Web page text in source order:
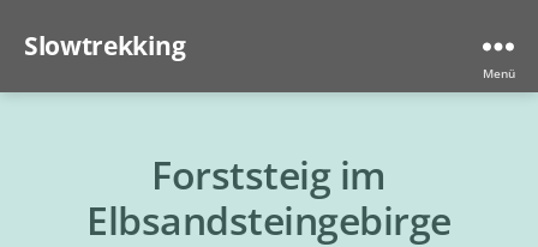
Slowtrekking
Menü
Forststeig im
Elbsandsteingebirge